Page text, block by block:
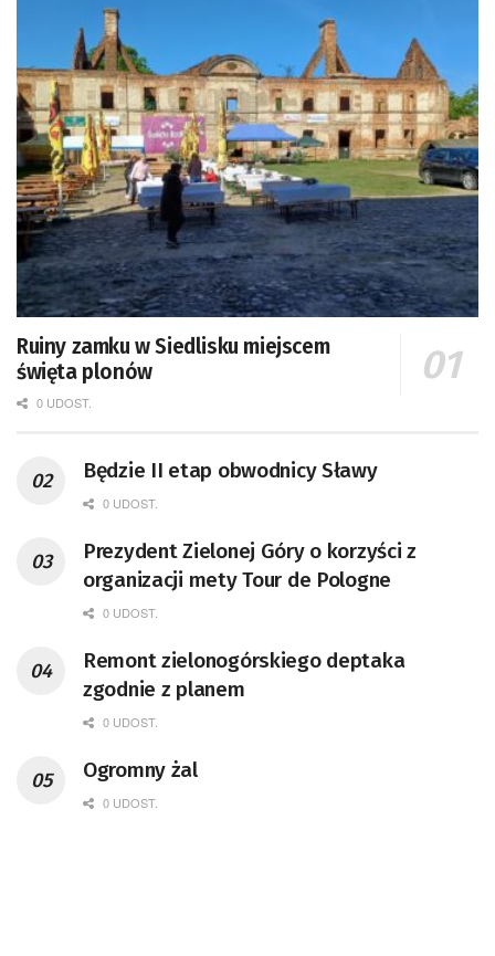
Ruiny zamku w Siedlisku miejscem
święta plonów
0 UDOST.
Będzie II etap obwodnicy Sławy
0 UDOST.
Prezydent Zielonej Góry o korzyści z
organizacji mety Tour de Pologne
0 UDOST.
Remont zielonogórskiego deptaka
zgodnie z planem
0 UDOST.
Ogromny żal
0 UDOST.